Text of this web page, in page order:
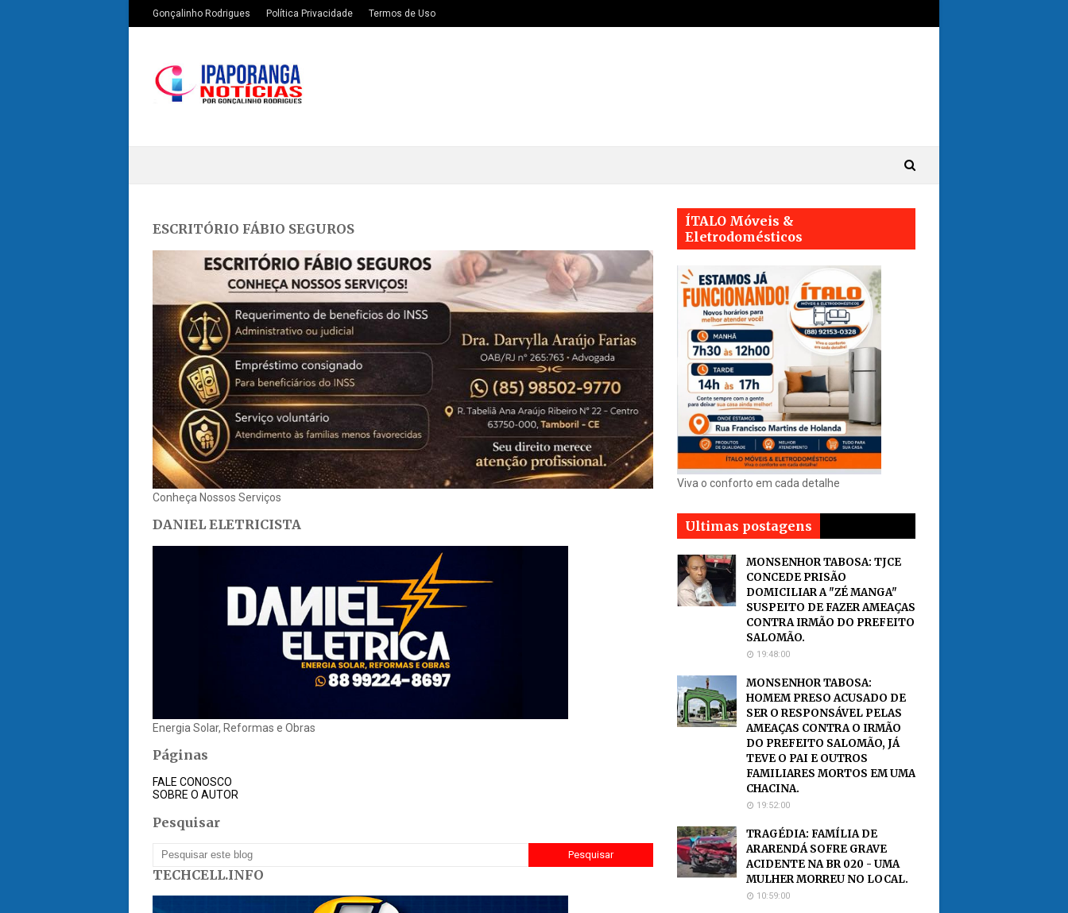
Gonçalinho Rodrigues Política Privacidade Termos de Uso
ESCRITÓRIO FÁBIO SEGUROS
Conheça Nossos Serviços
DANIEL ELETRICISTA
Energia Solar, Reformas e Obras
Páginas
FALE CONOSCO
SOBRE O AUTOR
Pesquisar
TECHCELL.INFO
ÍTALO Móveis &
Eletrodomésticos
Viva o conforto em cada detalhe
Ultimas postagens
MONSENHOR TABOSA: TJCE
CONCEDE PRISÃO
DOMICILIAR A "ZÉ MANGA"
SUSPEITO DE FAZER AMEAÇAS
CONTRA IRMÃO DO PREFEITO
SALOMÃO.
19:48:00
MONSENHOR TABOSA:
HOMEM PRESO ACUSADO DE
SER O RESPONSÁVEL PELAS
AMEAÇAS CONTRA O IRMÃO
DO PREFEITO SALOMÃO, JÁ
TEVE O PAI E OUTROS
FAMILIARES MORTOS EM UMA
CHACINA.
19:52:00
TRAGÉDIA: FAMÍLIA DE
ARARENDÁ SOFRE GRAVE
ACIDENTE NA BR 020 - UMA
MULHER MORREU NO LOCAL.
10:59:00